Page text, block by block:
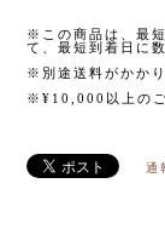
※この商品は、最
て、最短到着日に
※別途送料がかかり
※¥10,000以上のご
通